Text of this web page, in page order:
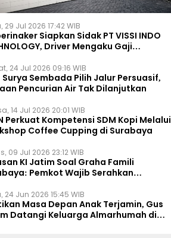
29 Jul 2026 17:42 WIB
Siapkan Sidak PT VISSI INDO
Driver Mengaku Gaji
24 Jul 2026 09:16 WIB
Surya Sembada Pilih Jalur Persuasif,
Pencurian Air Tak Dilanjutkan
14 Jul 2026 20:01 WIB
Perkuat Kompetensi SDM Kopi Melalui
Coffee Cupping di Surabaya
09 Jul 2026 23:12 WIB
KI Jatim Soal Graha Famili
Pemkot Wajib Serahkan
24 Jun 2026 15:45 WIB
Masa Depan Anak Terjamin, Gus
Datangi Keluarga Almarhumah di